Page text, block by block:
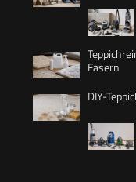
Fasern
DIY-